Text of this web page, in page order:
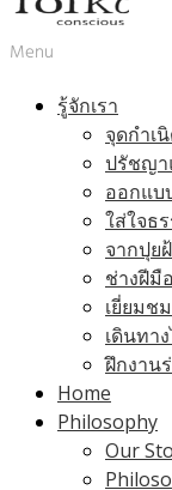
Menu
รู้จักเรา
จุดกำเ
ปรัชญา
ออกแบ
ใส่ใจธ
จากปุย
ช่างฝีมือ
เยี่ยมช
เดินทา
ฝึกงาน
Home
Philosophy
Our